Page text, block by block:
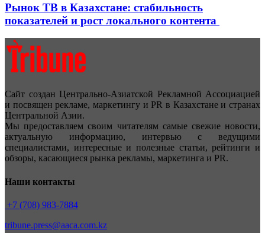
Рынок ТВ в Казахстане: стабильность
показателей и рост локального контента
Сайт создан Центрально-Азиатской Рекламной Ассоциацией
и посвящен рекламе, маркетингу и PR в Казахстане и странах
Центральной Азии.
Мы предоставляем своим читателям самые свежие новости,
актуальную информацию, интервью с ведущими
специалистами, интересные и полезные статьи, рейтинги и
обзоры, касающиеся рынка рекламы, маркетинга и PR.
Наши контакты
+7 (708) 983-7884
tribune.press@aaca.com.kz